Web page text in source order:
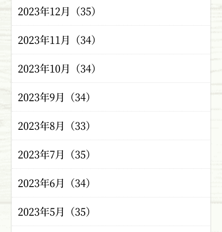
2023年12月（35）
2023年11月（34）
2023年10月（34）
2023年9月（34）
2023年8月（33）
2023年7月（35）
2023年6月（34）
2023年5月（35）